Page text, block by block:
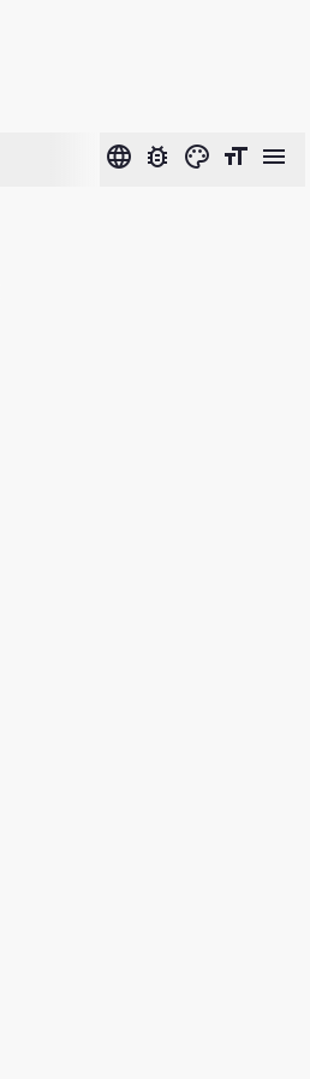
language bug_report color_lens format_size menu